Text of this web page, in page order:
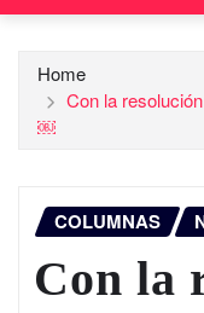
Home
Con la
￼
COLUMNAS
Con la